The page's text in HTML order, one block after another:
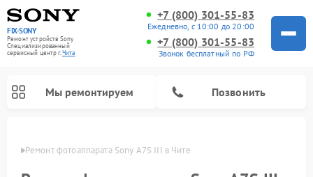
FIX-SONY
Ремонт устройств Sony
Специализированный
cервисный центр г.Чита
+7 (800) 301-55-83
Ежедневно, с 10:00 до 20:00
+7 (800) 301-55-83
Звонок бесплатный по РФ
Мы ремонтируем Позвонить
Ремонт фотоаппарата Sony A7S III в Чите